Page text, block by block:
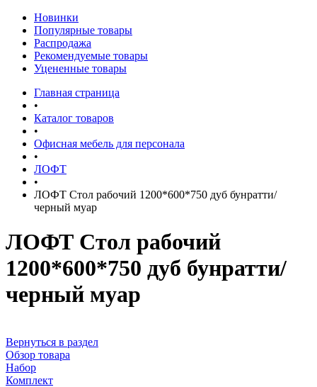
Новинки
Популярные товары
Распродажа
Рекомендуемые товары
Уцененные товары
Главная страница
•
Каталог товаров
•
Офисная мебель для персонала
•
ЛОФТ
•
ЛОФТ Стол рабочий 1200*600*750 дуб бунратти/
черный муар
ЛОФТ Стол рабочий
1200*600*750 дуб бунратти/
черный муар
Вернуться в раздел
Обзор товара
Набор
Комплект